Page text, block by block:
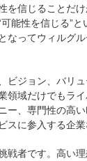
を信じることだ
能性を信じる”と
なってウィルグ
ビジョン、バリ
領域だけでもラ
ー、専門性の高
スに参入する企業
戦者です。高い理